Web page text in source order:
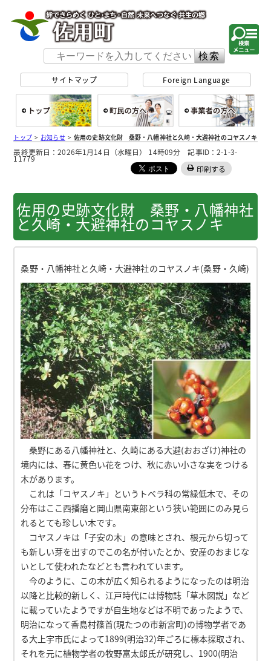
サイトマップ Foreign Language
総合トップ 町民の方へ
トップ> お知らせ>佐用の史跡文化財 桑野・八幡神社と久崎・大避神社のコヤスノキ
最終更新日：2026年1月14日（水曜日） 14時09分 記事ID：2-1-3-
11779
印刷する
佐用の史跡文化財 桑野・八幡神社
と久崎・大避神社のコヤスノキ
桑野・八幡神社と久崎・大避神社のコヤスノキ(桑野・久崎)
桑野にある八幡神社と、久崎にある大避(おおざけ)神社の
境内には、春に黄色い花をつけ、秋に赤い小さな実をつける
木があります。
これは「コヤスノキ」というトベラ科の常緑低木で、その
分布はここ西播磨と岡山県南東部という狭い範囲にのみ見ら
れるとても珍しい木です。
コヤスノキは「子安の木」の意味とされ、根元から切って
も新しい芽を出すのでこの名が付いたとか、安産のおまじな
いとして使われたなどとも言われています。
今のように、この木が広く知られるようになったのは明治
以降と比較的新しく、江戸時代には博物誌「草木図説」など
に載っていたようですが自生地などは不明であったようで、
明治になって香島村篠首(現たつの市新宮町)の博物学者であ
る大上宇市氏によって1899(明治32)年ごろに標本採取され、
それを元に植物学者の牧野富太郎氏が研究し、1900(明治